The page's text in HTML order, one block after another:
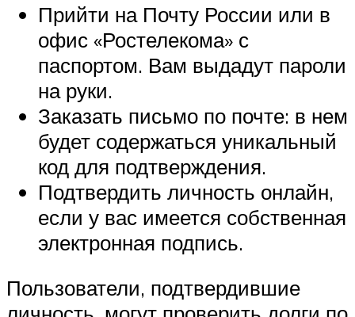
Прийти на Почту России или в
офис «Ростелекома» с
паспортом. Вам выдадут пароли
на руки.
Заказать письмо по почте: в нем
будет содержаться уникальный
код для подтверждения.
Подтвердить личность онлайн,
если у вас имеется собственная
электронная подпись.
Пользователи, подтвердившие